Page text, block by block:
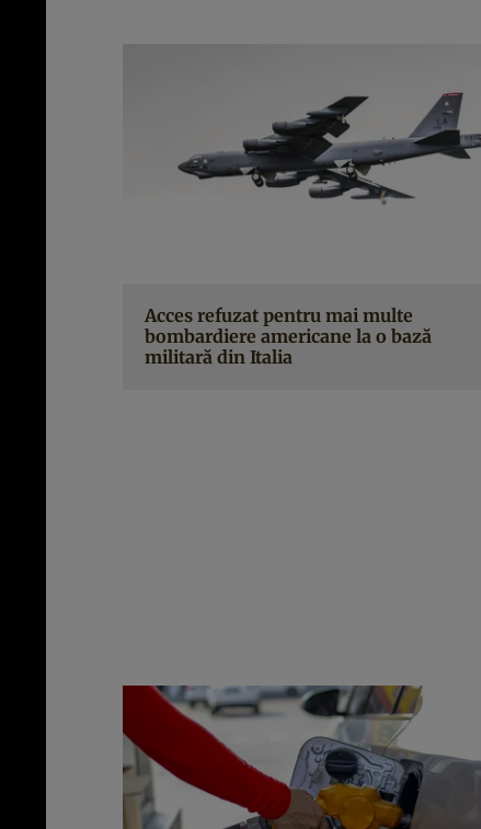
Acces refuzat pentru mai multe
bombardiere americane la o bază
militară din Italia